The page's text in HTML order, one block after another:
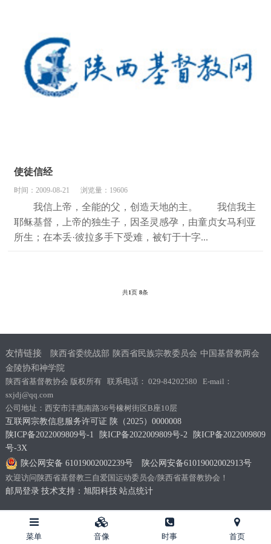
使徒信经
时间：2009-08-21 浏览量：19606
我信上帝，全能的父，创造天地的主。 我信我主
耶稣基督，上帝的独生子，因圣灵感孕，由童贞女马利亚
所生；在本丢·彼拉多手下受难，被钉于十字...
共1页8条
友情链接 陕西省委统战部 陕西省民族宗教委员会 中国基督教两会
金陵协和神学院
陕西省基督教协会 版权所有 联系电话： 029-84202580 E-mail：
sxjdj@qq.com
公司地址：西安市沣惠南路36号橡树街区B座10层
互联网宗教信息服务许可证 陕（2025）0000008
陕ICP备2022009809号-1
陕ICP备2022009809号-2
陕ICP备2022009809
号-3X
陕公网安备 61019002002239号
陕公网安备61019002002913号
欢迎访问陕西省基督教三自爱国运动委员会/陕西省基督教协会！
邮局登录 技术支持：旭阳科技 站点统计
菜单 音像 时事 首页